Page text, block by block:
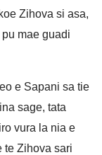
Zihova si asa,
mae guadi
e Sapani sa tie
sage, tata
vura la nia e
te Zihova sari